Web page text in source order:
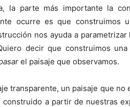
la parte más importante la
ocurre es que construimos
nos ayuda a
decir que construimos una
el paisaje que observamos.
transparente, un paisaje que no
a partir de nuestras